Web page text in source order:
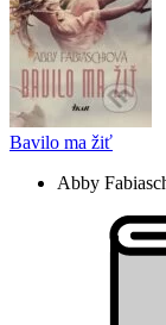
Bavilo ma žiť
Abby